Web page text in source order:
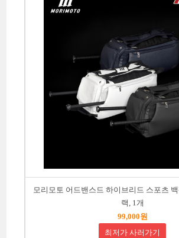
모리모토 어드밴스드 하이브리드 스포츠
랙, 1개
99,000원
최저가 사러가기